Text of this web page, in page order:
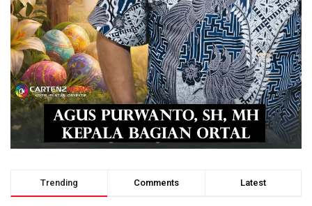
Trending Comments Latest